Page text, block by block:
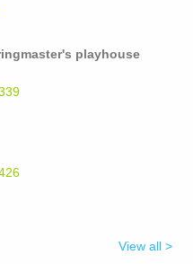
playhouse
View all >